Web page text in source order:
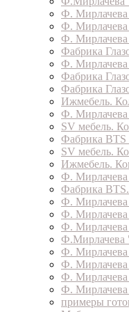
Ф.
Ф.
Ф.
Фабрика
Ф. Мирлачева
Фабрика
Фабрика
Ижмебель.
Ф.
SV мебель.
Фабрика
SV мебель.
Ижмебель.
Ф.
Фабрика
Ф.
Ф.
Ф.
Ф.Мирлачева
Ф.
Ф.
Ф.
Ф.
примеры